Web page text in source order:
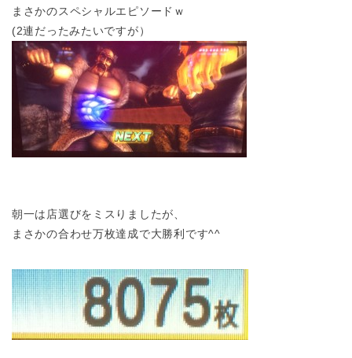
まさかのスペシャルエピソードｗ
(2連だったみたいですが）
朝一は店選びをミスりましたが、
まさかの合わせ万枚達成で大勝利です^^